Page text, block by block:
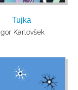
Tujka
Igor Karlovšek